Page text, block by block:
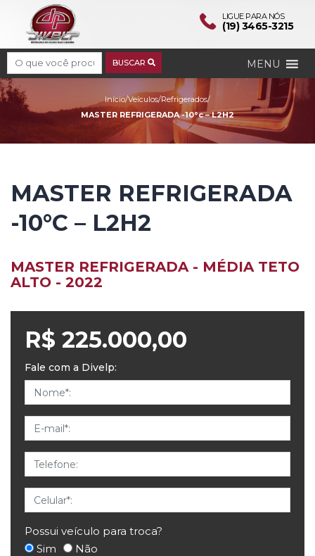
LIGUE PARA NÓS
(19) 3465-3215
Search BUSCAR MENU
MASTER REFRIGERADA
Início/Veículos/Refrigerados/
MASTER REFRIGERADA -10°c – L2H2
MASTER REFRIGERADA
-10°C – L2H2
MASTER REFRIGERADA - MÉDIA TETO
ALTO - 2022
R$ 225.000,00
Fale com a Divelp:
Nome
E-mail
Telefone
Celular
Possui veículo para troca?
Sim
Não